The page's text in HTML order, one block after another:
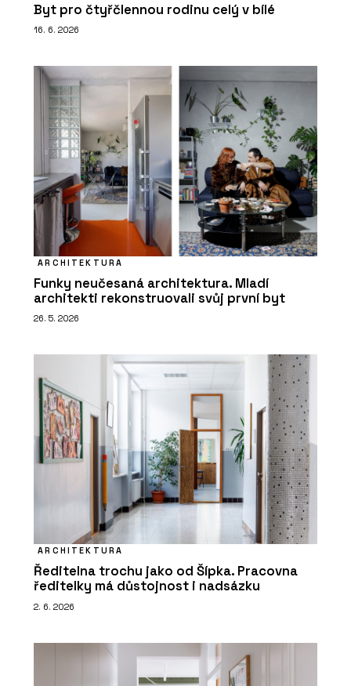
Byt pro čtyřčlennou rodinu celý v bílé
16. 6. 2026
ARCHITEKTURA
Funky neučesaná architektura. Mladí
architekti rekonstruovali svůj první byt
26. 5. 2026
ARCHITEKTURA
Ředitelna trochu jako od Šípka. Pracovna
ředitelky má důstojnost i nadsázku
2. 6. 2026